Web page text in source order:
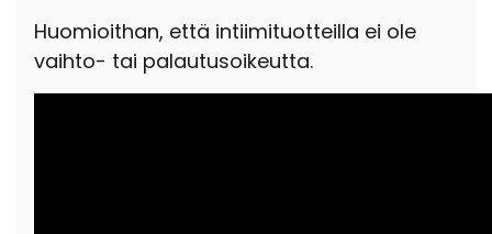
Huomioithan, että intiimituotteilla ei ole
vaihto- tai palautusoikeutta.